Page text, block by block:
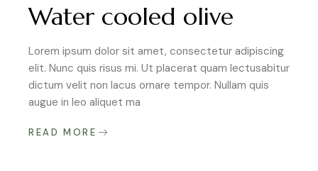
Water cooled olive
Lorem ipsum dolor sit amet, consectetur adipiscing
elit. Nunc quis risus mi. Ut placerat quam lectusabitur
dictum velit non lacus ornare tempor. Nullam quis
augue in leo aliquet ma
READ MORE